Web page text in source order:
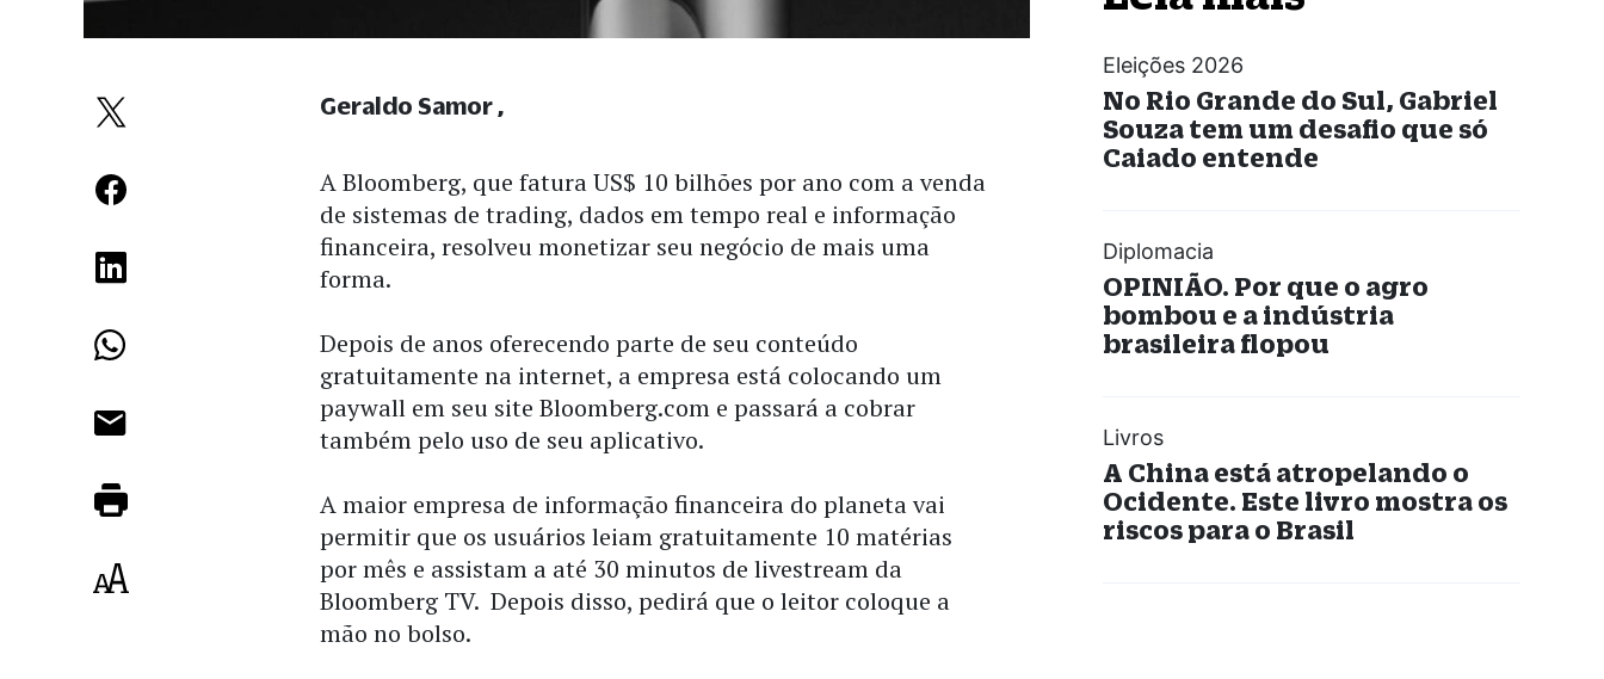
A Bloomberg, que fatura US$ 10 bilhões por ano com a venda
de sistemas de trading, dados em tempo real e informação
financeira, resolveu monetizar seu negócio de mais uma
forma.
Depois de anos oferecendo parte de seu conteúdo
gratuitamente na internet, a empresa está colocando um
paywall em seu site Bloomberg.com e passará a cobrar
também pelo uso de seu aplicativo.
A maior empresa de informação financeira do planeta vai
permitir que os usuários leiam gratuitamente 10 matérias
por mês e assistam a até 30 minutos de livestream da
Bloomberg TV. Depois disso, pedirá que o leitor coloque a
mão no bolso.
Geraldo Samor
Eleições 2026
No Rio Grande do Sul, Gabriel
Souza tem um desafio que só
Caiado entende
Diplomacia
OPINIÃO. Por que o agro
bombou e a indústria
brasileira flopou
Livros
A China está atropelando o
Ocidente. Este livro mostra os
riscos para o Brasil